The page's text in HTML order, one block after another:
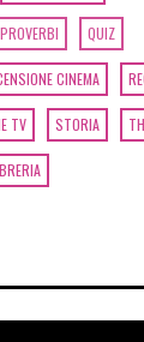
PROVERBI QUIZ
CINEMA
TV STORIA